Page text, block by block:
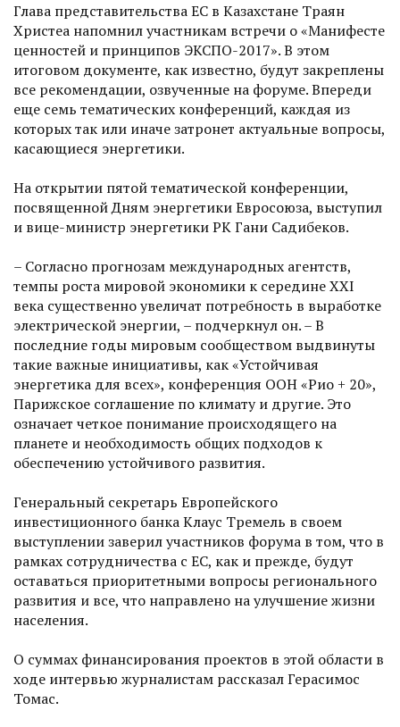
Глава представительства ЕС в Казахстане Траян
Христеа напомнил участникам встречи о «Манифесте
ценностей и принципов ЭКСПО-2017». В этом
итоговом докумен­те, как известно, будут закрепле­ны
все рекомендации, озвученные на форуме. Впереди
еще семь тематических конференций, каждая из
которых так или иначе затронет актуальные вопросы,
касающиеся энергетики.
На открытии пятой тематической конференции,
посвященной Дням энергетики Евросоюза, выступил
и вице-министр энергетики РК Гани Садибеков.
– Согласно прогнозам международных агентств,
темпы роста мировой экономики к середине XXI
века существенно увеличат потребность в выработке
электричес­кой энергии, – подчеркнул он. – В
последние годы мировым сообществом выдвинуты
такие важные инициа­тивы, как «Устойчивая
энергетика для всех», конференция ООН «Рио + 20»,
Парижское соглашение по климату и другие. Это
означает четкое понимание происходящего на
планете и необходимость общих подходов к
обеспечению устойчивого развития.
Генеральный секретарь Европейского
инвестиционного банка Клаус Тремель в своем
выступлении заверил участников форума в том, что в
рамках сотрудничества с ЕС, как и прежде, будут
оставаться приоритетными вопросы регионального
развития и все, что направлено на улучшение жизни
населения.
О суммах финансирования проектов в этой области в
ходе интервью журналистам рассказал Герасимос
Томас.